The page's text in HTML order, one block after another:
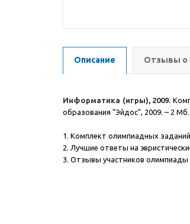
Описание Отзывы о
Информатика (игры), 2009.
образования "Эйдос", 2009. – 2 Мб.
1. Комплект олимпиадных
2. Лучшие ответы на
3. Отзывы участников олимпиады